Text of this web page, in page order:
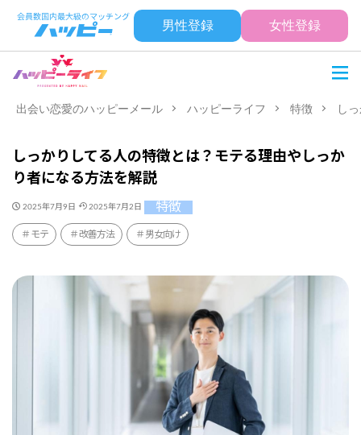
男性登録 女性登録
出会い恋愛のハッピーメール ハッピーライフ 特徴 し
しっかりしてる人の特徴とは？モテる理由やしっか
り者になる方法を解説
2025年7月9日 2025年7月2日 特徴
モテ 改善方法 男女向け